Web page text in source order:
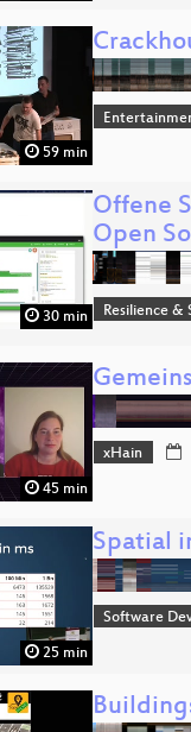
59 min
30 min
Offene
Open
Resilience &
45 min
xHain
25 min
Spatial
Software